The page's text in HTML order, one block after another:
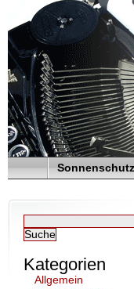
Kategorien
Allgemein